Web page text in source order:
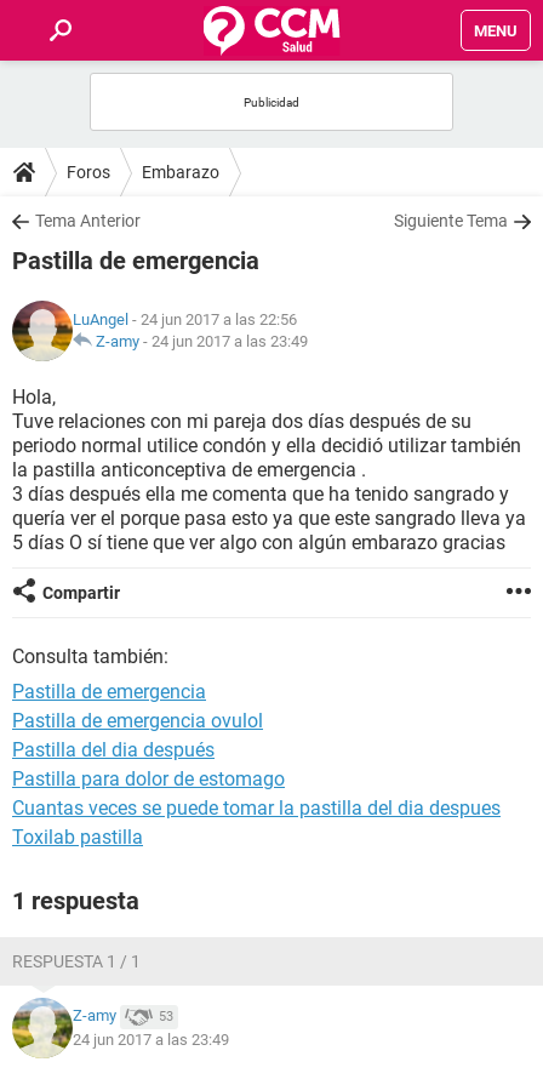
MENU
FOROS
SALUD
NUTRICIÓN
BIENESTAR
SEXUALIDAD
GLOSARIO
Foros Embarazo
Tema Anterior Siguiente Tema
Pastilla de emergencia
LuAngel - 24 jun 2017 a las 22:56
Z-amy - 24 jun 2017 a las 23:49
Hola,
Tuve relaciones con mi pareja dos días después de su
periodo normal utilice condón y ella decidió utilizar también
la pastilla anticonceptiva de emergencia .
3 días después ella me comenta que ha tenido sangrado y
quería ver el porque pasa esto ya que este sangrado lleva ya
5 días O sí tiene que ver algo con algún embarazo gracias
Compartir
Consulta también:
Pastilla de emergencia
Pastilla de emergencia ovulol
Pastilla del dia después
Pastilla para dolor de estomago
Cuantas veces se puede tomar la pastilla del dia despues
Toxilab pastilla
1 respuesta
RESPUESTA 1 / 1
Z-amy 53
24 jun 2017 a las 23:49